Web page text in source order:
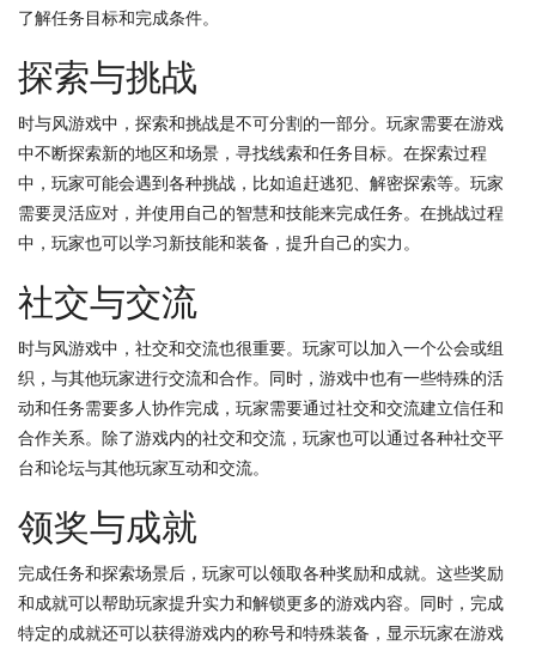
了解任务目标和完成条件。
探索与挑战
时与风游戏中，探索和挑战是不可分割的一部分。玩家需要在游戏
中不断探索新的地区和场景，寻找线索和任务目标。在探索过程
中，玩家可能会遇到各种挑战，比如追赶逃犯、解密探索等。玩家
需要灵活应对，并使用自己的智慧和技能来完成任务。在挑战过程
中，玩家也可以学习新技能和装备，提升自己的实力。
社交与交流
时与风游戏中，社交和交流也很重要。玩家可以加入一个公会或组
织，与其他玩家进行交流和合作。同时，游戏中也有一些特殊的活
动和任务需要多人协作完成，玩家需要通过社交和交流建立信任和
合作关系。除了游戏内的社交和交流，玩家也可以通过各种社交平
台和论坛与其他玩家互动和交流。
领奖与成就
完成任务和探索场景后，玩家可以领取各种奖励和成就。这些奖励
和成就可以帮助玩家提升实力和解锁更多的游戏内容。同时，完成
特定的成就还可以获得游戏内的称号和特殊装备，显示玩家在游戏